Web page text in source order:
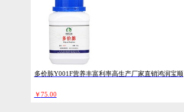
多价胨Y001F营养丰富利率高生产厂家直销鸿润宝顺
￥75.00